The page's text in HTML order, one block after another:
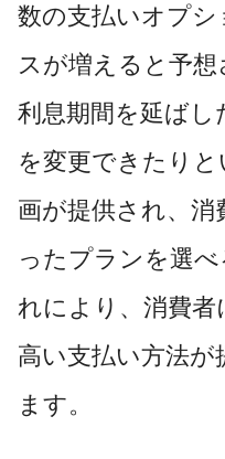
数の支払いオプ
スが増えると予
利息期間を延ばし
を変更できたり
画が提供され、消
ったプランを選
れにより、消費
高い支払い方法が
ます。